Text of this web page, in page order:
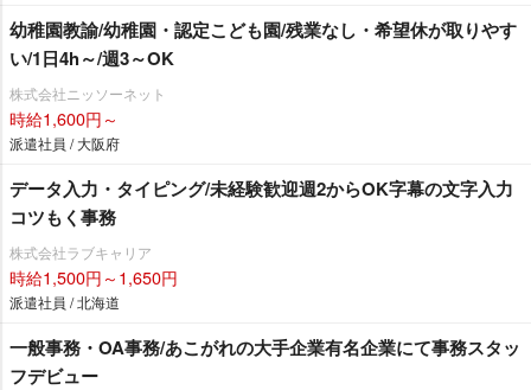
幼稚園教諭/幼稚園・認定こども園/残業なし・希望休が取りやす
い/1日4h～/週3～OK
株式会社ニッソーネット
時給1,600円～
派遣社員 / 大阪府
データ入力・タイピング/未経験歓迎週2からOK字幕の文字入力
コツもく事務
株式会社ラブキャリア
時給1,500円～1,650円
派遣社員 / 北海道
一般事務・OA事務/あこがれの大手企業有名企業にて事務スタッ
フデビュー